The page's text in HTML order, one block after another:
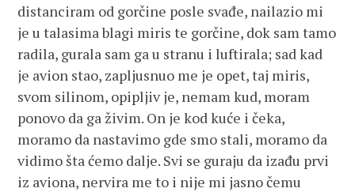
distanciram od gorčine posle svađe, nailazio mi
je u talasima blagi miris te gorčine, dok sam tamo
radila, gurala sam ga u stranu i luftirala; sad kad
je avion stao, zapljusnuo me je opet, taj miris,
svom silinom, opipljiv je, nemam kud, moram
ponovo da ga živim. On je kod kuće i čeka,
moramo da nastavimo gde smo stali, moramo da
vidimo šta ćemo dalje. Svi se guraju da izađu prvi
iz aviona, nervira me to i nije mi jasno čemu